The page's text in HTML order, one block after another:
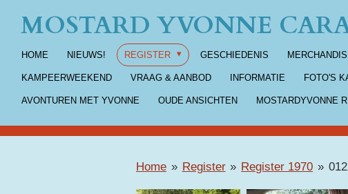
direct
naar
hoofdinhoud
MOSTARD YVONNE
HOME NIEUWS! REGISTER GESCHIEDENIS
KAMPEERWEEKEND VRAAG & AANBOD INFORMATIE FOTO'S
AVONTUREN MET YVONNE OUDE ANSICHTEN MOSTARDYVONNE
Home » Register » Register 1970 »